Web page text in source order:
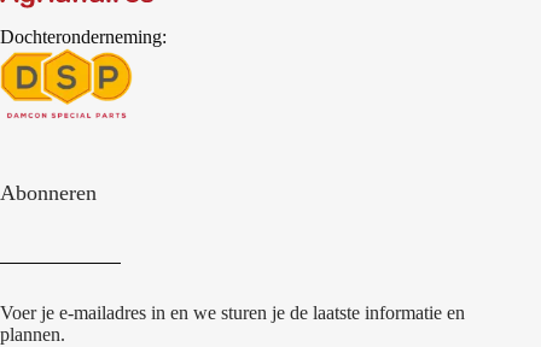
Dochteronderneming:
Abonneren
Voer je e-mailadres in en we sturen je de laatste informatie en
plannen.